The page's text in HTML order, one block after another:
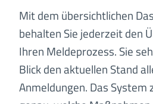
Mit dem übersichtlichen
behalten Sie jederzeit den
Ihren Meldeprozess. Sie
Blick den aktuellen Stand
Anmeldungen. Das System